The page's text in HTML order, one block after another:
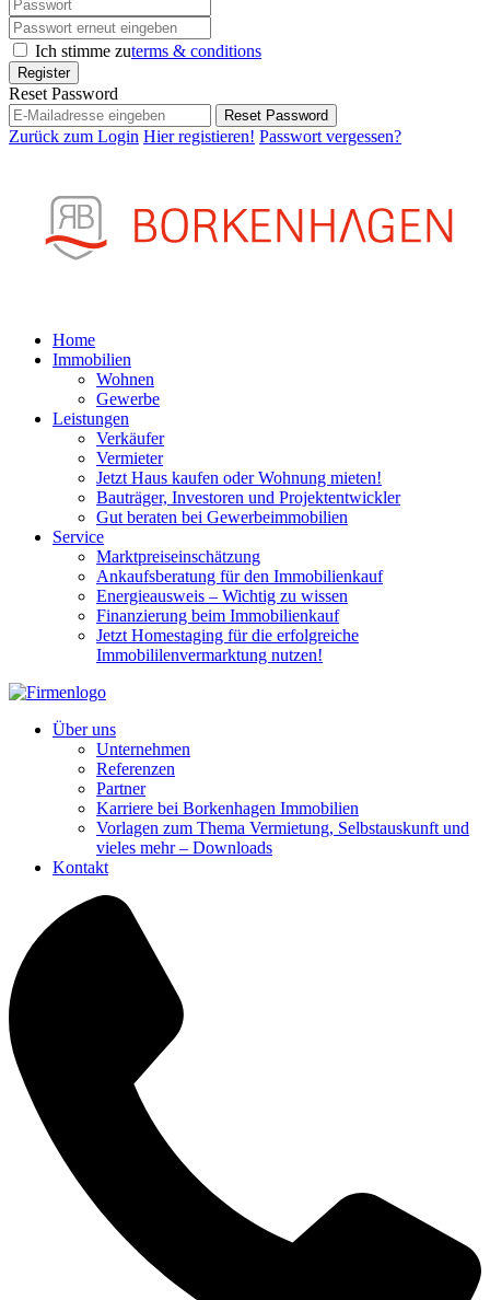
Ich stimme zuterms & conditions
Register
Reset Password
Reset Password
Zurück zum Login Hier registieren! Passwort vergessen?
Home
Immobilien
Wohnen
Gewerbe
Leistungen
Verkäufer
Vermieter
Jetzt Haus kaufen oder Wohnung mieten!
Bauträger, Investoren und Projektentwickler
Gut beraten bei Gewerbeimmobilien
Service
Marktpreiseinschätzung
Ankaufsberatung für den Immobilienkauf
Energieausweis – Wichtig zu wissen
Finanzierung beim Immobilienkauf
Jetzt Homestaging für die erfolgreiche
Immobililenvermarktung nutzen!
Über uns
Unternehmen
Referenzen
Partner
Karriere bei Borkenhagen Immobilien
Vorlagen zum Thema Vermietung, Selbstauskunft und
vieles mehr – Downloads
Kontakt